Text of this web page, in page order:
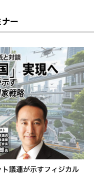
ナー
議連が示すフィジカル